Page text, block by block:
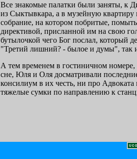
Все знакомые палатки были заняты, к
из Сыктывкара, а в музейную
собрание, на котором побритые,
директивой, присланной им на свою
бутылочкой чего Бог послал, который
"Третий лишний? - былое и думы", так
А тем временем в гостиничном
сне, Юля и Оля досматривали
консилиум в их честь, ни про
тяжелые сумки по направлению к